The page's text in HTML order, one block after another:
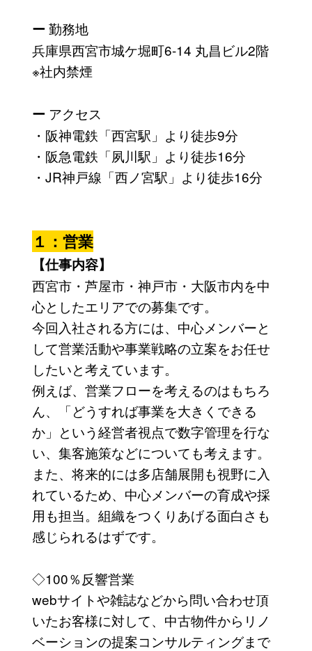
ー 勤務地
兵庫県西宮市城ケ堀町6-14 丸昌ビル2階
※社内禁煙
ー アクセス
・阪神電鉄「西宮駅」より徒歩9分
・阪急電鉄「夙川駅」より徒歩16分
・JR神戸線「西ノ宮駅」より徒歩16分
１：営業
【仕事内容】
西宮市・芦屋市・神戸市・大阪市内を中
心としたエリアでの募集です。
今回入社される方には、中心メンバーと
して営業活動や事業戦略の立案をお任せ
したいと考えています。
例えば、営業フローを考えるのはもちろ
ん、「どうすれば事業を大きくできる
か」という経営者視点で数字管理を行な
い、集客施策などについても考えます。
また、将来的には多店舗展開も視野に入
れているため、中心メンバーの育成や採
用も担当。組織をつくりあげる面白さも
感じられるはずです。
◇100％反響営業
webサイトや雑誌などから問い合わせ頂
いたお客様に対して、中古物件からリノ
ベーションの提案コンサルティングまで